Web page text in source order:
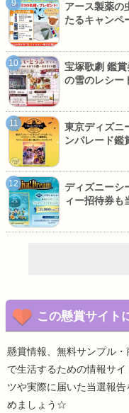
アース製薬の
たるキャンペ
宝塚歌劇 鑑
の雪のレシー
東京ディズニ
ンパレード
ディズニーシ
ィー招待券も
この懸賞サイト
懸賞情報、無料サンプル
で生活するための情報サ
ツや実際に届いた当選報
めましょう☆